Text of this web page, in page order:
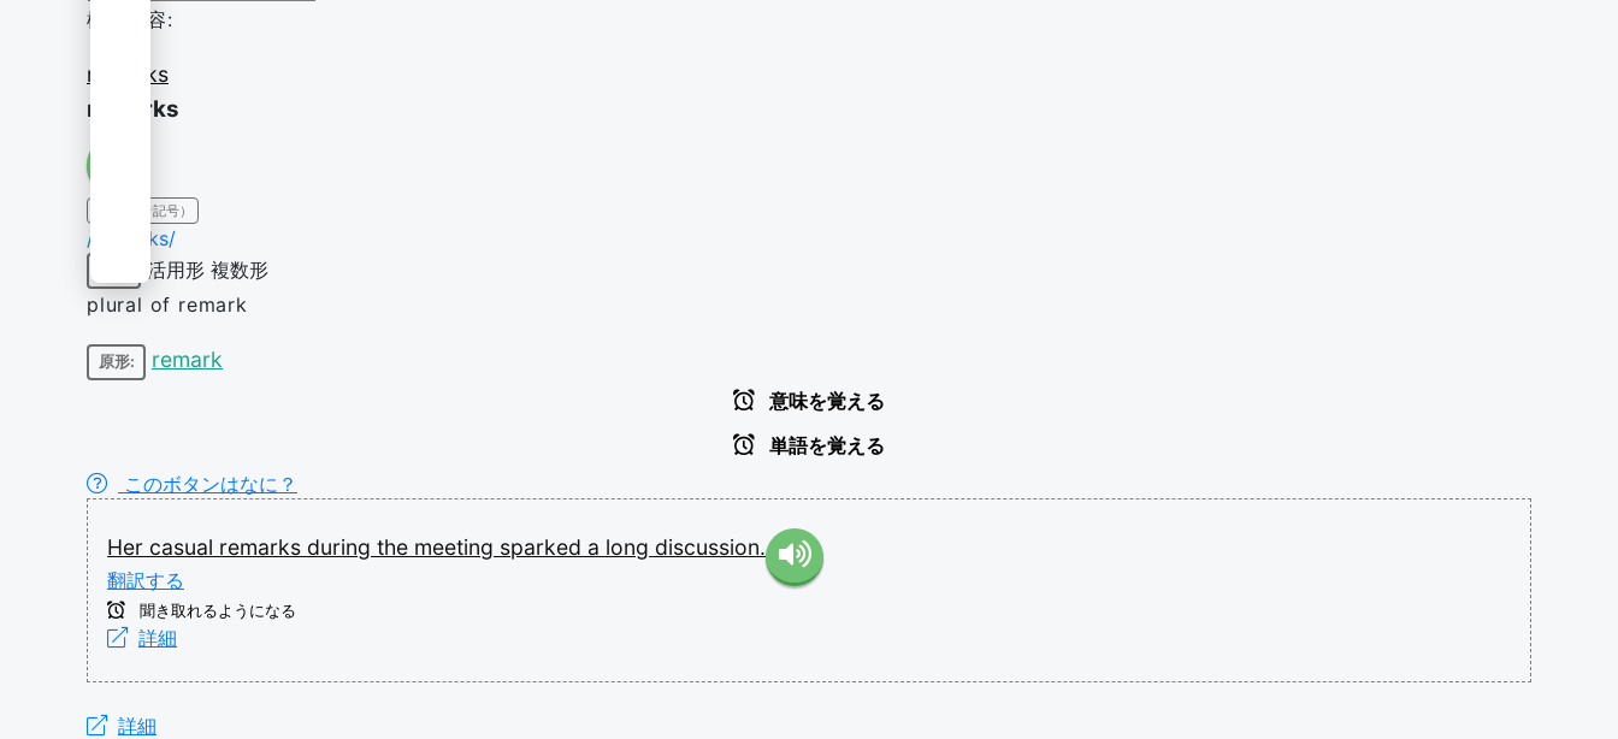
検索内容:
remarks
remarks
IPA（発音記号）
/ɹɪˈmɑɹks/
活用形 複数形
plural of remark
原形: remark
意味を覚える
単語を覚える
このボタンはなに？
Her casual remarks during the meeting sparked a long discussion.
翻訳する
聞き取れるようになる
詳細
詳細